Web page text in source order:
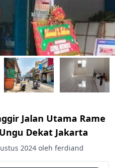
Jalan Utama Rame
Dekat Jakarta
2024 oleh ferdiand